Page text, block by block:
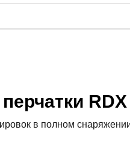
в полном